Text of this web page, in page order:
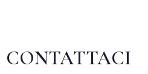
CONTATTACI